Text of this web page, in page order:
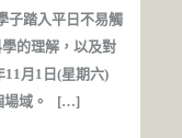
子踏入平日不易觸
的理解，以及對
11月1日(星期六)
場域。 […]